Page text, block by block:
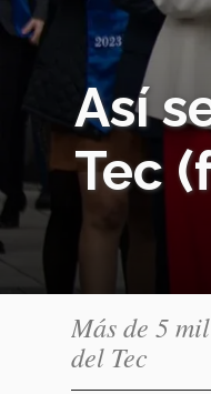
Así
Tec
Más de 5
del Tec